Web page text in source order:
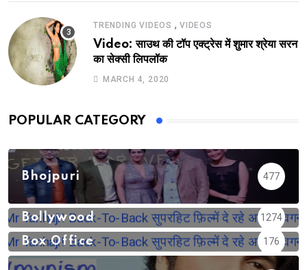
TRENDING VIDEOS , VIDEOS
Video: साउथ की टॉप एक्ट्रेस में शुमार श्रेया सरन
का सेक्सी लिपलॉक
MARCH 4, 2020
POPULAR CATEGORY
Bhojpuri 477
Bollywood 1274
Box Office 176